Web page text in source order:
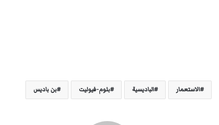
الاستعمار الباديسية بلوم-فيوليت بن باديس